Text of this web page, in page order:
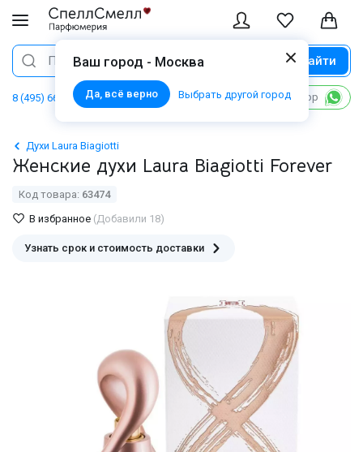
Ваш город - Москва
Да, всё верно Выбрать другой город
Поиск Найти
8 (495) 668 06 02 Написать в WhatsApp
Духи Laura Biagiotti
Женские духи Laura Biagiotti Forever
Код товара: 63474
В избранное (Добавили 18)
Узнать срок и стоимость доставки